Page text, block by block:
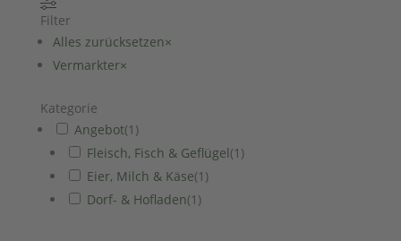
Filter
Alles zurücksetzen×
Vermarkter×
Kategorie
Angebot(1 )
Fleisch, Fisch & Geflügel(1 )
Eier, Milch & Käse(1 )
Dorf- & Hofladen(1 )